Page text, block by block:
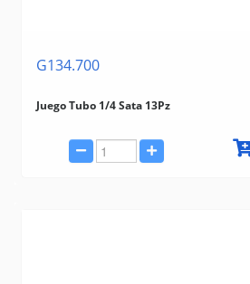
G134.700
Juego Tubo 1/4 Sata 13Pz